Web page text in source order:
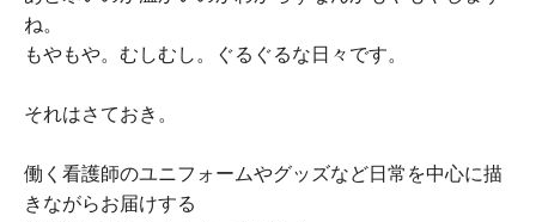
ね。
もやもや。むしむし。ぐるぐるな日々です。
それはさておき。
働く看護師のユニフォームやグッズなど日常を中心に描
きながらお届けする